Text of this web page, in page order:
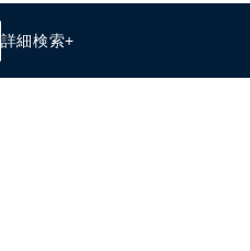
詳細検索+